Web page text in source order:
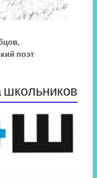
поэт
школьников